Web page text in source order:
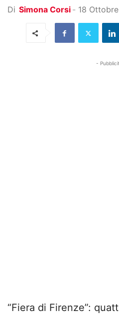
Di Simona Corsi - 18
-
“Fiera di Firenze”: